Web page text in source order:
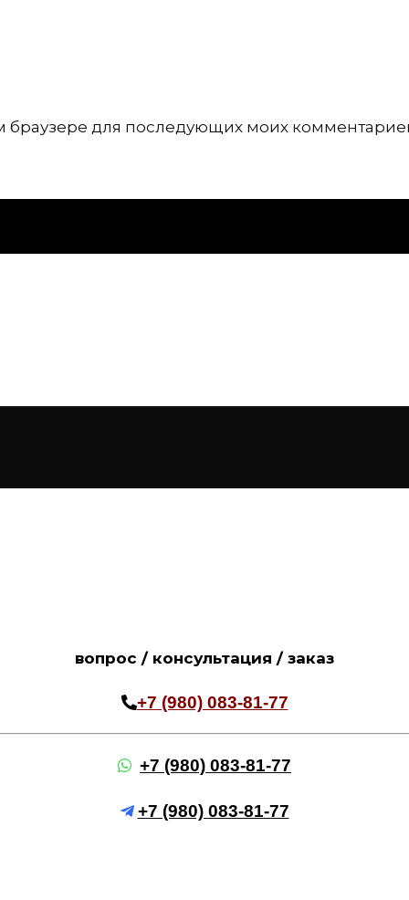
браузере для последующих моих
вопрос / консультация / заказ
+7 (980) 083-81-77
+7 (980) 083-81-77
+7 (980) 083-81-77